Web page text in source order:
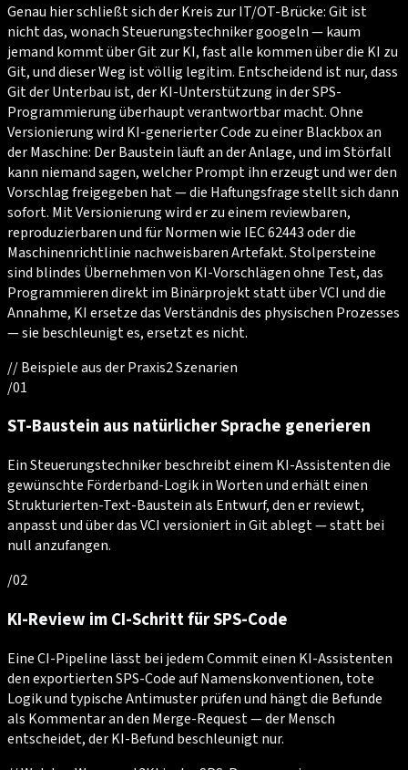
Genau hier schließt sich der Kreis zur IT/OT-Brücke: Git ist
nicht das, wonach Steuerungstechniker googeln — kaum
jemand kommt über Git zur KI, fast alle kommen über die KI zu
Git, und dieser Weg ist völlig legitim. Entscheidend ist nur, dass
Git der Unterbau ist, der KI-Unterstützung in der SPS-
Programmierung überhaupt verantwortbar macht. Ohne
Versionierung wird KI-generierter Code zu einer Blackbox an
der Maschine: Der Baustein läuft an der Anlage, und im Störfall
kann niemand sagen, welcher Prompt ihn erzeugt und wer den
Vorschlag freigegeben hat — die Haftungsfrage stellt sich dann
sofort. Mit Versionierung wird er zu einem reviewbaren,
reproduzierbaren und für Normen wie IEC 62443 oder die
Maschinenrichtlinie nachweisbaren Artefakt. Stolpersteine
sind blindes Übernehmen von KI-Vorschlägen ohne Test, das
Programmieren direkt im Binärprojekt statt über VCI und die
Annahme, KI ersetze das Verständnis des physischen Prozesses
— sie beschleunigt es, ersetzt es nicht.
//Beispiele aus der Praxis2Szenarien
/01
ST-Baustein aus natürlicher Sprache generieren
Ein Steuerungstechniker beschreibt einem KI-Assistenten die
gewünschte Förderband-Logik in Worten und erhält einen
Strukturierten-Text-Baustein als Entwurf, den er reviewt,
anpasst und über das VCI versioniert in Git ablegt — statt bei
null anzufangen.
/02
KI-Review im CI-Schritt für SPS-Code
Eine CI-Pipeline lässt bei jedem Commit einen KI-Assistenten
den exportierten SPS-Code auf Namenskonventionen, tote
Logik und typische Antimuster prüfen und hängt die Befunde
als Kommentar an den Merge-Request — der Mensch
entscheidet, der KI-Befund beschleunigt nur.